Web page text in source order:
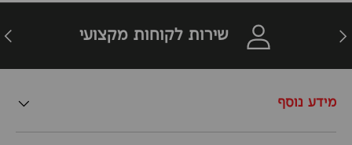
חזרה שירות לקוחות מקצועי
מידע נוסף